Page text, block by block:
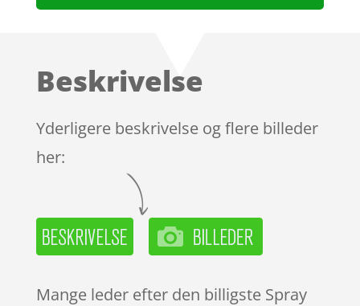
Beskrivelse
Yderligere beskrivelse og flere billeder
her:
Mange leder efter den billigste Spray